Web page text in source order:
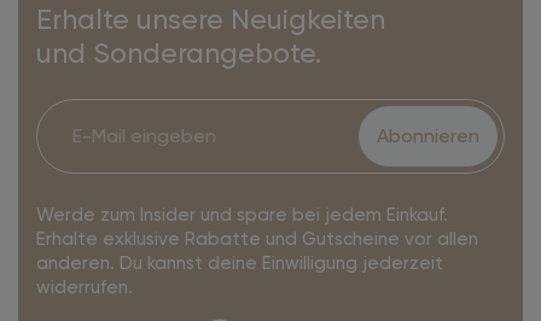
Erhalte unsere Neuigkeiten
und Sonderangebote.
Abonnieren
Werde zum Insider und spare bei jedem Einkauf.
Erhalte exklusive Rabatte und Gutscheine vor allen
anderen. Du kannst deine Einwilligung jederzeit
widerrufen.